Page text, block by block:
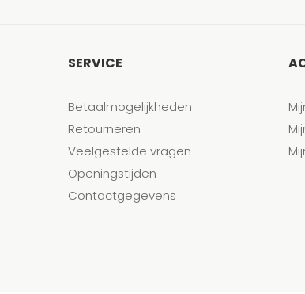
SERVICE
Betaalmogelijkheden
Retourneren
Veelgestelde vragen
Openingstijden
Contactgegevens